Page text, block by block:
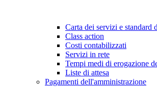
Carta dei servizi e standard
Class action
Costi contabilizzati
Servizi in rete
Tempi medi di erogazione
Liste di attesa
Pagamenti dell'amministrazione